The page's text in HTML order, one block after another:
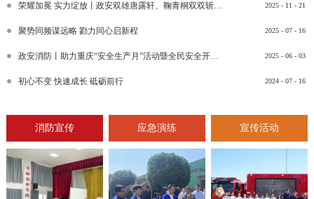
2025 - 11 - 21
荣耀加冕 实力绽放丨政安双雄唐露轩、鞠青桐双双斩获“渝消蓝盾讲师团金牌讲师”比武竞赛决赛大奖
2025 - 07 - 16
聚势同频谋远略 勠力同心启新程
2025 - 06 - 03
政安消防丨助力重庆“安全生产月”活动暨全民安全开放日活动
2024 - 07 - 16
初心不变 快速成长 砥砺前行
消防宣传 应急演练 宣传活动